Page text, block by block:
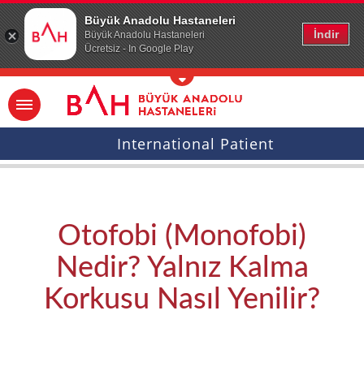
Büyük Anadolu Hastaneleri
Büyük Anadolu Hastaneleri
Ücretsiz - In Google Play
İndir
Ana icerige atla
International Patient
Otofobi (Monofobi)
Nedir? Yalnız Kalma
Korkusu Nasıl Yenilir?